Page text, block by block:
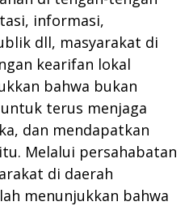
informasi,
dll, masyarakat di
kearifan lokal
bahwa bukan
terus menjaga
dan mendapatkan
Melalui persahabatan
di daerah
menunjukkan bahwa